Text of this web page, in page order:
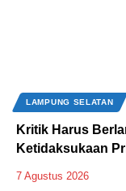
LAMPUNG SELATAN
Kritik Harus
Ketidaksukaan
7 Agustus 2026